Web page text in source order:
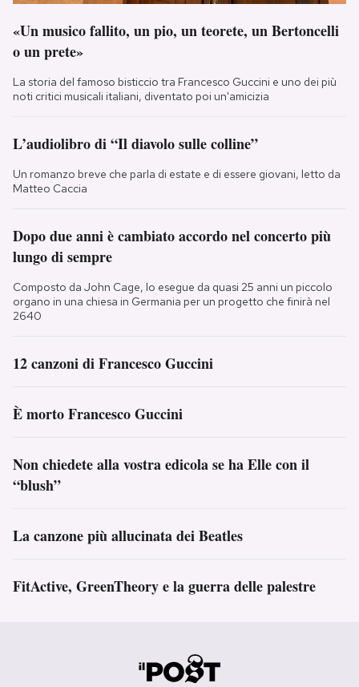
«Un musico fallito, un pio, un teorete, un Bertoncelli
o un prete»
La storia del famoso bisticcio tra Francesco Guccini e uno dei più
noti critici musicali italiani, diventato poi un'amicizia
L’audiolibro di “Il diavolo sulle colline”
Un romanzo breve che parla di estate e di essere giovani, letto da
Matteo Caccia
Dopo due anni è cambiato accordo nel concerto più
lungo di sempre
Composto da John Cage, lo esegue da quasi 25 anni un piccolo
organo in una chiesa in Germania per un progetto che finirà nel
2640
12 canzoni di Francesco Guccini
È morto Francesco Guccini
Non chiedete alla vostra edicola se ha Elle con il
“blush”
La canzone più allucinata dei Beatles
FitActive, GreenTheory e la guerra delle palestre